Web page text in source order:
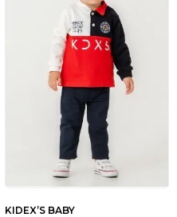
KIDEX’S BABY